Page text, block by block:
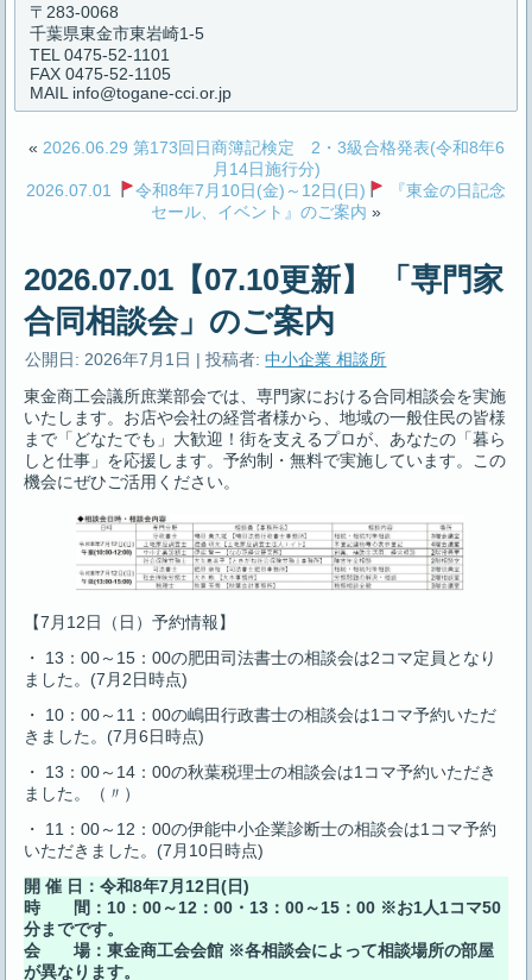
〒283-0068
千葉県東金市東岩崎1-5
TEL 0475-52-1101
FAX 0475-52-1105
MAIL info@togane-cci.or.jp
« 2026.06.29 第173回日商簿記検定 2・3級合格発表(令和8年6
月14日施行分)
2026.07.01
令和8年7月10日(金)～12日(日)
『東金の日記念
セール、イベント』のご案内 »
2026.07.01【07.10更新】 「専門家
合同相談会」のご案内
公開日: 2026年7月1日 |投稿者: 中小企業 相談所
東金商工会議所庶業部会では、専門家における合同相談会を実施
いたします。お店や会社の経営者様から、地域の一般住民の皆様
まで「どなたでも」大歓迎！街を支えるプロが、あなたの「暮ら
しと仕事」を応援します。予約制・無料で実施しています。この
機会にぜひご活用ください。
【7月12日（日）予約情報】
・ 13：00～15：00の肥田司法書士の相談会は2コマ定員となり
ました。(7月2日時点)
・ 10：00～11：00の嶋田行政書士の相談会は1コマ予約いただ
きました。(7月6日時点)
・ 13：00～14：00の秋葉税理士の相談会は1コマ予約いただき
ました。（〃）
・ 11：00～12：00の伊能中小企業診断士の相談会は1コマ予約
いただきました。(7月10日時点)
開 催 日：令和8年7月12日(日)
時 間：10：00～12：00・13：00～15：00 ※お1人1コマ50
分までです。
会 場：東金商工会会館 ※各相談会によって相談場所の部屋
が異なります。